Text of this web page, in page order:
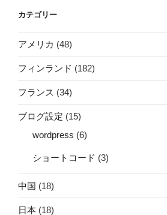
カテゴリー
アメリカ (48)
フィンランド (182)
フランス (34)
ブログ設定 (15)
wordpress (6)
ショートコード (3)
中国 (18)
日本 (18)